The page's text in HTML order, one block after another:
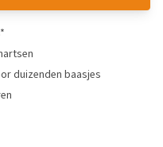
duizenden baasjes